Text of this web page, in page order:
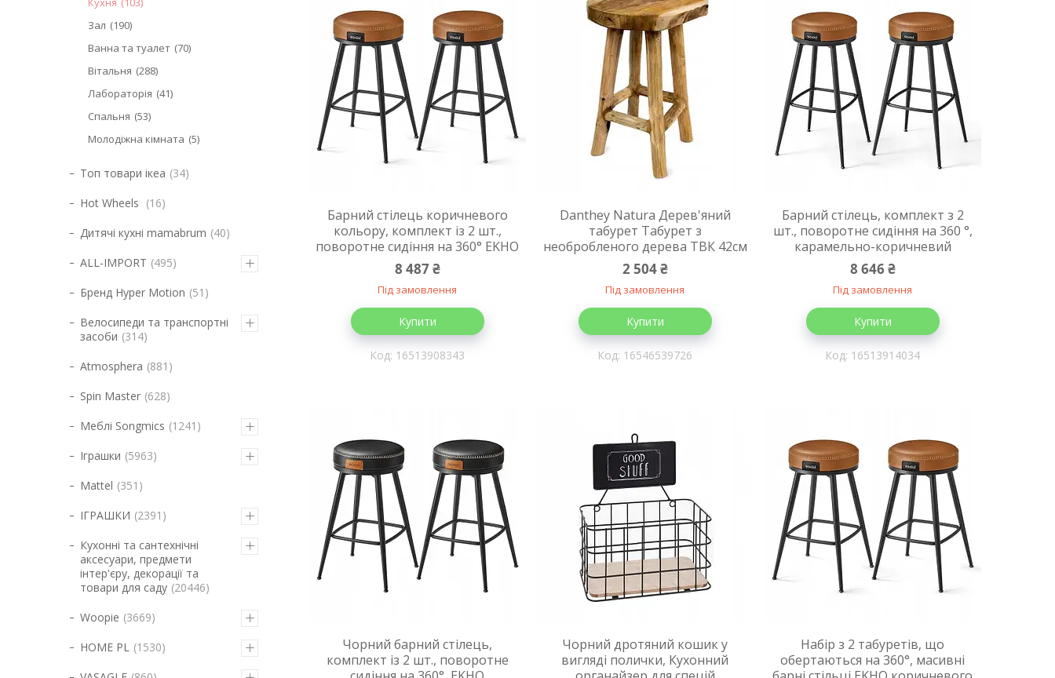
Барний стілець коричневого
кольору, комплект із 2 шт.,
поворотне сидіння на 360° EKHO
8 487 ₴
Під замовлення
Купити
16513908343
Danthey Natura Дерев'яний
табурет Табурет з
необробленого дерева ТВК 42см
2 504 ₴
Під замовлення
Купити
16546539726
Барний стілець, комплект з 2
шт., поворотне сидіння на 360 °,
карамельно-коричневий
8 646 ₴
Під замовлення
Купити
16513914034
Чорний барний стілець,
комплект із 2 шт., поворотне
Чорний дротяний кошик у
вигляді полички, Кухонний
Набір з 2 табуретів, що
обертаються на 360°, масивні
Зал
190
Ванна та туалет 70
Вітальня 288
Лабораторія 41
Спальня 53
Молодіжна кімната 5
Топ товари ікеа 34
Hot Wheels
16
Дитячі кухні mamabrum 40
ALL-IMPORT 495
Бренд Hyper Motion 51
Велосипеди та транспортні
засоби 314
Atmosphera 881
Spin Master 628
Меблі Songmics 1241
Іграшки 5963
Mattel 351
ІГРАШКИ 2391
Кухонні та сантехнічні
аксесуари, предмети
інтер'єру, декорації та
товари для саду 20446
Woopie 3669
HOME PL 1530